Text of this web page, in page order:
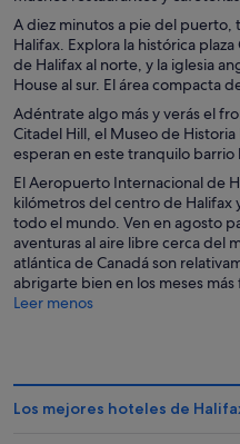
A diez minutos a pie del puerto,
Halifax. Explora la histórica
de Halifax al norte, y la iglesia
House al sur. El área compacta
Adéntrate algo más y verás el
Citadel Hill, el Museo de
esperan en este tranquilo barrio
El Aeropuerto Internacional de
kilómetros del centro de Halifax
todo el mundo. Ven en agosto
aventuras al aire libre cerca del
atlántica de Canadá son
abrigarte bien en los meses más
Leer menos
Los mejores hoteles de